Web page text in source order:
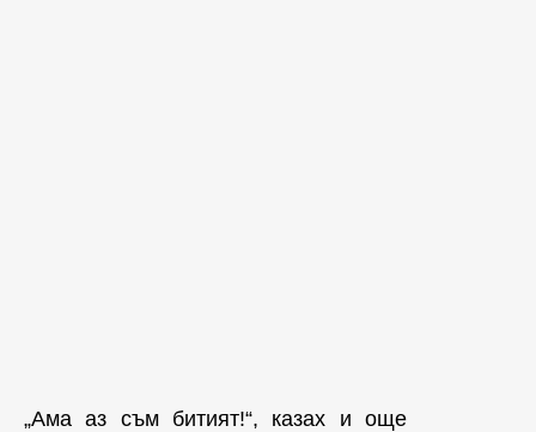
„Ама аз съм битият!“, казах и още